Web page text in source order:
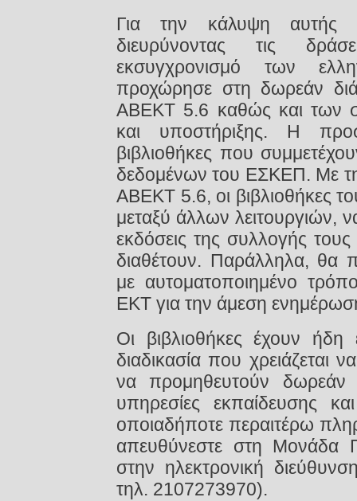
Για την κάλυψη αυτής
διευρύνοντας τις
εκσυγχρονισμό των
προχώρησε στη δωρεάν
ΑΒΕΚΤ 5.6 καθώς και των
και υποστήριξης. Η
βιβλιοθήκες που
δεδομένων του ΕΣΚΕΠ. Με
ΑΒΕΚΤ 5.6, οι βιβλιοθήκες
μεταξύ άλλων λειτουργιών,
εκδόσεις της συλλογής
διαθέτουν. Παράλληλα, θα
με αυτοματοποιημένο
ΕΚΤ για την άμεση
Οι βιβλιοθήκες έχουν
διαδικασία που χρειάζεται
να προμηθευτούν δωρεάν
υπηρεσίες εκπαίδευσης
οποιαδήποτε περαιτέρω
απευθύνεστε στη
στην ηλεκτρονική
τηλ. 2107273970).